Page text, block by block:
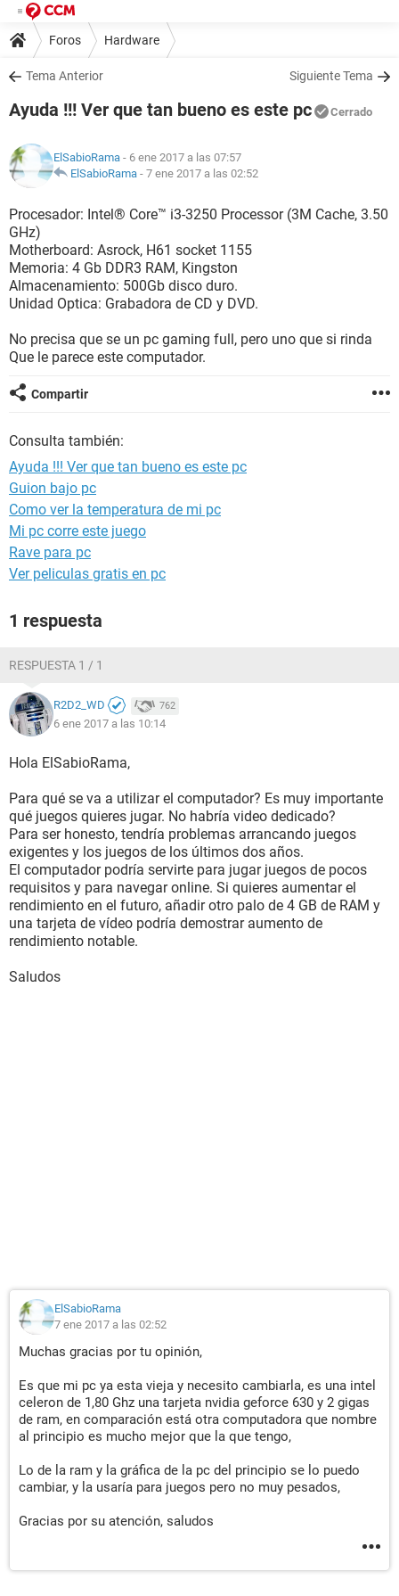
Foros Hardware
Tema Anterior Siguiente Tema
Ayuda !!! Ver que tan bueno es este pc Cerrado
ElSabioRama - 6 ene 2017 a las 07:57
ElSabioRama - 7 ene 2017 a las 02:52
Procesador: Intel® Core™ i3-3250 Processor (3M Cache, 3.50
GHz)
Motherboard: Asrock, H61 socket 1155
Memoria: 4 Gb DDR3 RAM, Kingston
Almacenamiento: 500Gb disco duro.
Unidad Optica: Grabadora de CD y DVD.
No precisa que se un pc gaming full, pero uno que si rinda
Que le parece este computador.
Compartir
Consulta también:
Ayuda !!! Ver que tan bueno es este pc
Guion bajo pc
Como ver la temperatura de mi pc
Mi pc corre este juego
Rave para pc
Ver peliculas gratis en pc
1 respuesta
RESPUESTA 1 / 1
R2D2_WD 762
6 ene 2017 a las 10:14
Hola ElSabioRama,
Para qué se va a utilizar el computador? Es muy importante
qué juegos quieres jugar. No habría video dedicado?
Para ser honesto, tendría problemas arrancando juegos
exigentes y los juegos de los últimos dos años.
El computador podría servirte para jugar juegos de pocos
requisitos y para navegar online. Si quieres aumentar el
rendimiento en el futuro, añadir otro palo de 4 GB de RAM y
una tarjeta de vídeo podría demostrar aumento de
rendimiento notable.
Saludos
ElSabioRama
7 ene 2017 a las 02:52
Muchas gracias por tu opinión,
Es que mi pc ya esta vieja y necesito cambiarla, es una intel
celeron de 1,80 Ghz una tarjeta nvidia geforce 630 y 2 gigas
de ram, en comparación está otra computadora que nombre
al principio es mucho mejor que la que tengo,
Lo de la ram y la gráfica de la pc del principio se lo puedo
cambiar, y la usaría para juegos pero no muy pesados,
Gracias por su atención, saludos